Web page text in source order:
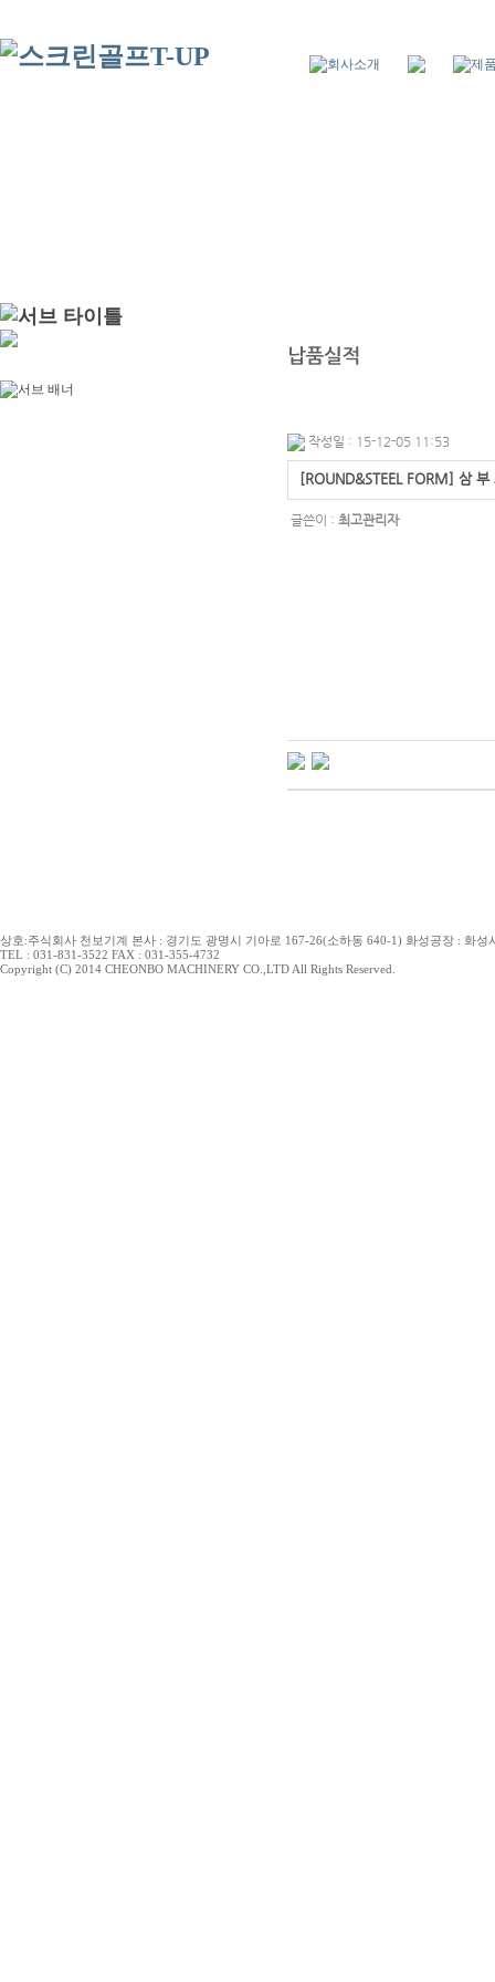
작성일 : 15-12-05 11:53
[ROUND&STEEL FORM] 삼
글쓴이 : 최고관리자
상호:주식회사 천보기계 본사 : 경기도 광명시 기아로 167-26(소하동 640-1) 화성공장 : 화
TEL : 031-831-3522 FAX : 031-355-4732
Copyright (C) 2014 CHEONBO MACHINERY CO.,LTD All Rights Reserved.